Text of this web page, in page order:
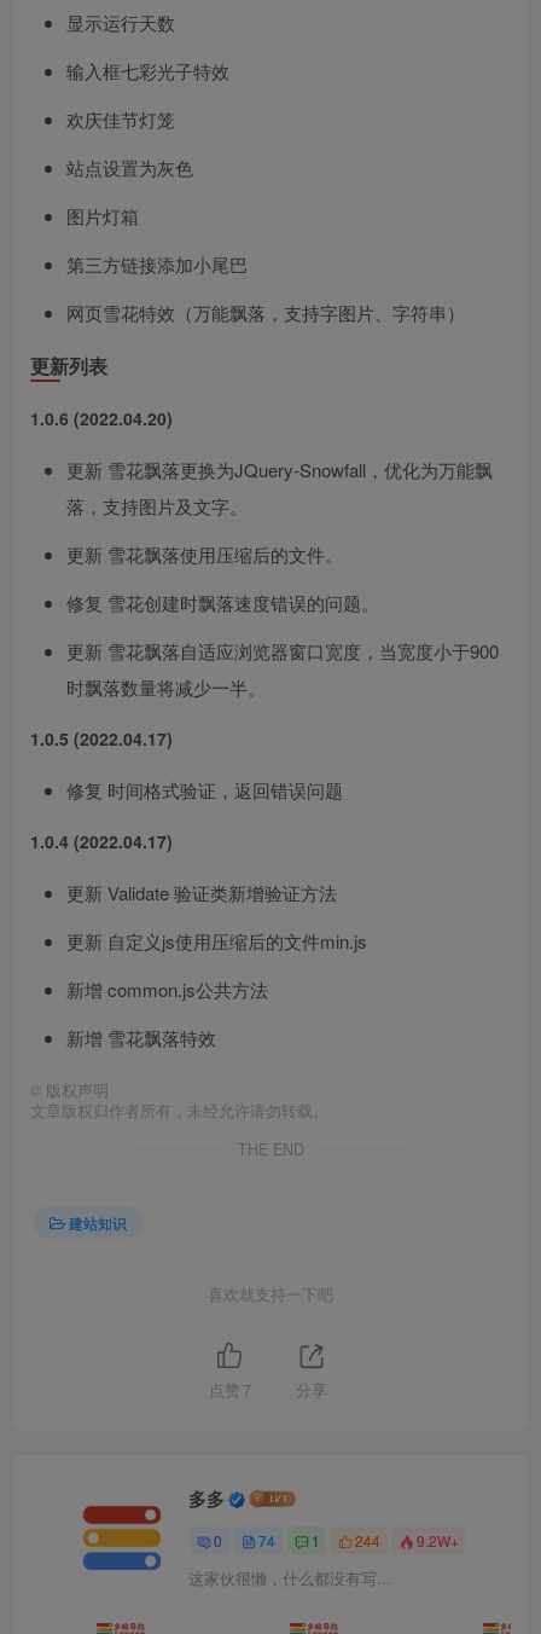
显示运行天数
输入框七彩光子特效
欢庆佳节灯笼
站点设置为灰色
图片灯箱
第三方链接添加小尾巴
网页雪花特效（万能飘落，支持字图片、字符串）
更新列表
1.0.6 (2022.04.20)
更新 雪花飘落更换为JQuery-Snowfall，优化为万能飘
落，支持图片及文字。
更新 雪花飘落使用压缩后的文件。
修复 雪花创建时飘落速度错误的问题。
更新 雪花飘落自适应浏览器窗口宽度，当宽度小于900
时飘落数量将减少一半。
1.0.5 (2022.04.17)
修复 时间格式验证，返回错误问题
1.0.4 (2022.04.17)
更新 Validate 验证类新增验证方法
更新 自定义js使用压缩后的文件min.js
新增 common.js公共方法
新增 雪花飘落特效
© 版权声明
文章版权归作者所有，未经允许请勿转载。
THE END
建站知识
喜欢就支持一下吧
点赞 7 分享
多多
0 74 1 244 9.2W+
这家伙很懒，什么都没有写...